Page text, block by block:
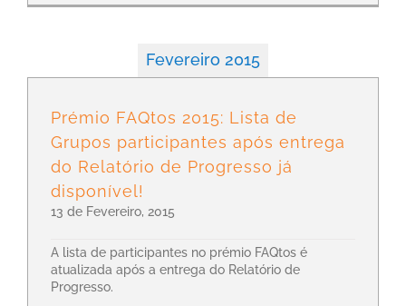
Fevereiro 2015
Prémio FAQtos 2015: Lista de
Grupos participantes após entrega
do Relatório de Progresso já
disponível!
13 de Fevereiro, 2015
A lista de participantes no prémio FAQtos é
atualizada após a entrega do Relatório de
Progresso.